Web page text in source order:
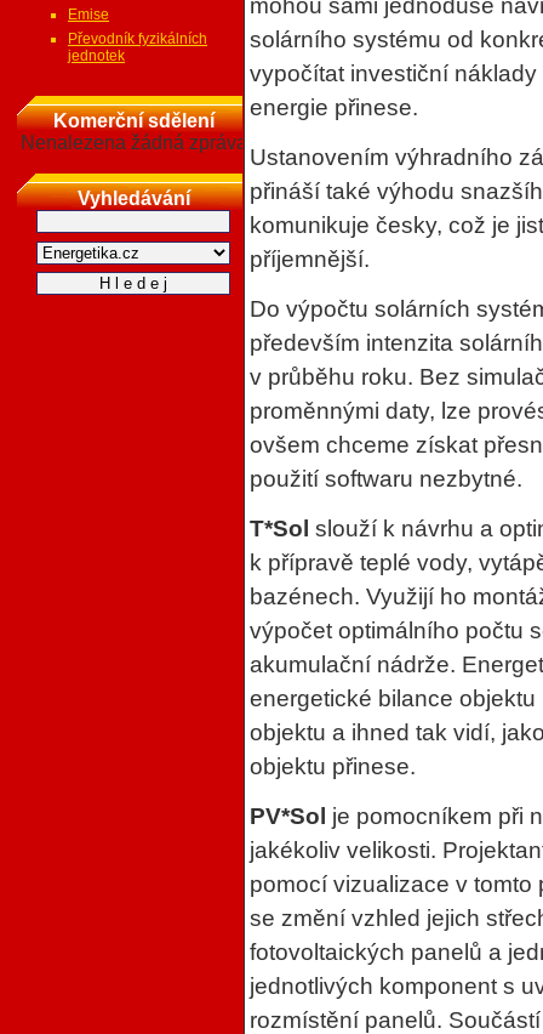
Emise
Převodník fyzikálních
jednotek
Komerční sdělení
Nenalezena žádná zpráva
Vyhledávání
mohou sami jednoduše
solárního systému od
vypočítat investiční
energie přinese.
Ustanovením výhradního
přináší také výhodu
komunikuje česky, což je
příjemnější.
Do výpočtu solárních
především intenzita
v průběhu roku. Bez
proměnnými daty, lze
ovšem chceme získat
použití softwaru nezbytné.
T*Sol slouží k návrhu a
k přípravě teplé vody,
bazénech. Využijí ho
výpočet optimálního počtu
akumulační nádrže.
energetické bilance
objektu a ihned tak vidí,
objektu přinese.
PV*Sol je pomocníkem při
jakékoliv velikosti.
pomocí vizualizace v
se změní vzhled jejich
fotovoltaických panelů a
jednotlivých komponent s
rozmístění panelů.